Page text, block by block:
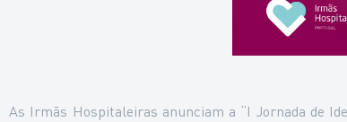
As Irmãs Hospitaleiras anunciam a “I Jornada de